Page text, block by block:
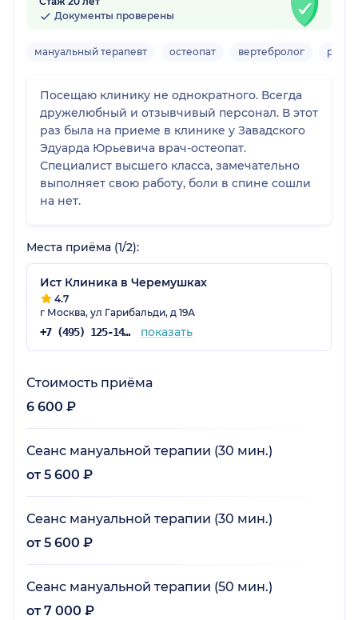
Документы проверены
мануальный терапевт остеопат вертебролог
Посещаю клинику не однократного. Всегда
дружелюбный и отзывчивый персонал. В этот
раз была на приеме в клинике у Завадского
Эдуарда Юрьевича врач-остеопат.
Специалист высшего класса, замечательно
выполняет свою работу, боли в спине сошли
на нет.
Места приёма (1/2):
Ист Клиника в Черемушках
4.7
г Москва, ул Гарибальди, д 19А
+7 (495) 125-14-89 показать
Стоимость приёма
6 600 ₽
Сеанс мануальной терапии (30 мин.)
от 5 600 ₽
Сеанс мануальной терапии (30 мин.)
от 5 600 ₽
Сеанс мануальной терапии (50 мин.)
от 7 000 ₽